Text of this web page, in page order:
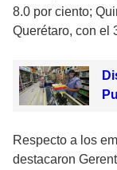
8.0 por ciento;
Querétaro, con el
Respecto a los
destacaron